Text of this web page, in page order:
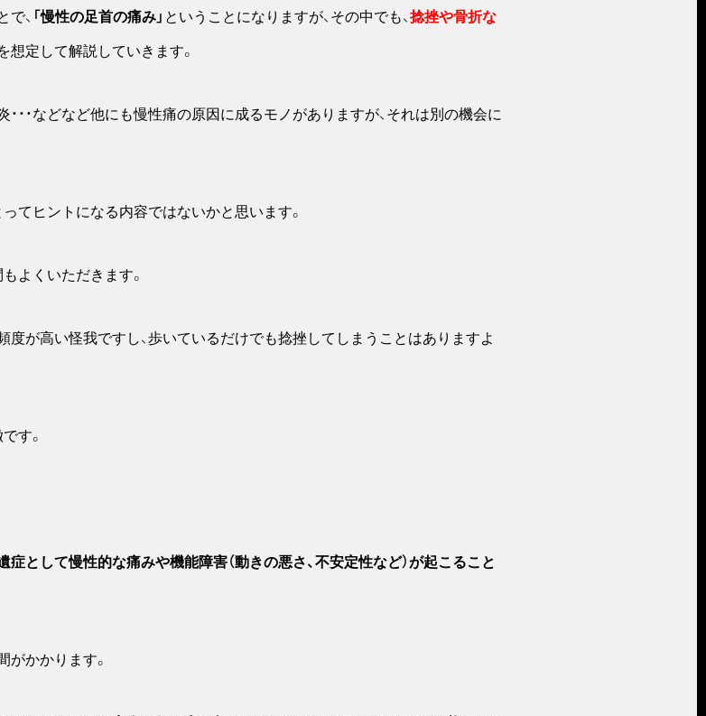
、 「慢性の足首の痛み」 ということになりますが、その中でも、捻挫や骨折な
想定して解説していきます。
・・などなど他にも慢性痛の原因に成るモノがありますが、それは別の機会に
てヒントになる内容ではないかと思います。
よくいただきます。
が高い怪我ですし、歩いているだけでも捻挫してしまうことはありますよ
す。
症として慢性的な痛みや機能障害（動きの悪さ、不安定性など）が起こること
かかります。